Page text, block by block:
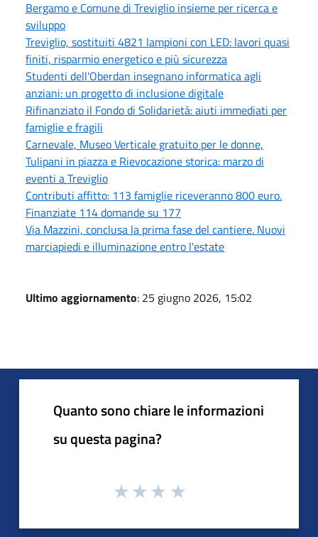
Bergamo e Comune di Treviglio insieme per ricerca e
sviluppo
Treviglio, sostituiti 4821 lampioni con LED: lavori quasi
finiti, risparmio energetico e più sicurezza
Studenti dell'Oberdan insegnano informatica agli
anziani: un progetto di inclusione digitale
Rifinanziato il Fondo di Solidarietà: aiuti immediati per
famiglie e fragili
Carnevale, Museo Verticale gratuito per le donne,
Tulipani in piazza e Rievocazione storica: marzo di
eventi a Treviglio
Contributi affitto: 113 famiglie riceveranno 800 euro.
Finanziate 114 domande su 177
Via Mazzini, conclusa la prima fase del cantiere. Nuovi
marciapiedi e illuminazione entro l'estate
Ultimo aggiornamento: 25 giugno 2026, 15:02
Quanto sono chiare le informazioni
su questa pagina?